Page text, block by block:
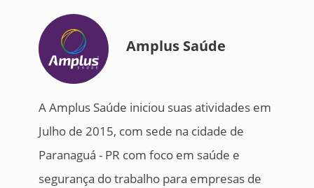
Amplus Saúde
A Amplus Saúde iniciou suas atividades em
Julho de 2015, com sede na cidade de
Paranaguá - PR com foco em saúde e
segurança do trabalho para empresas de